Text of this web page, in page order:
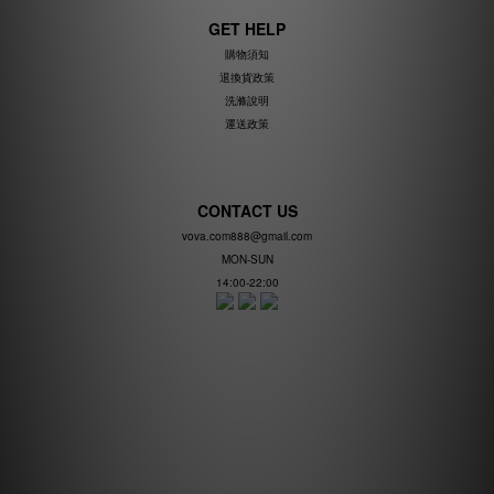
GET HELP
購物須知
退換貨政策
洗滌說明
運送政策
CONTACT US
vova.com888@gmail.com
MON-SUN
14:00-22:00